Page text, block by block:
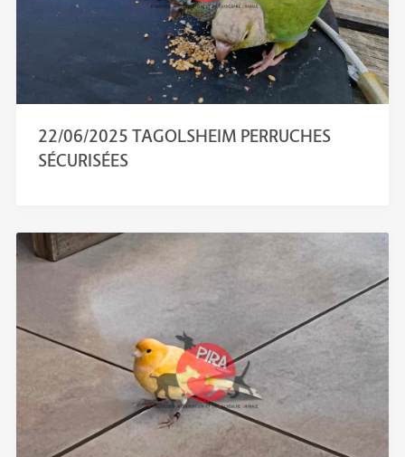
22/06/2025 TAGOLSHEIM PERRUCHES
SÉCURISÉES